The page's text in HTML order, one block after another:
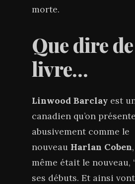
morte.
Que dire
livre…
Linwood Barclay est
canadien qu’on
abusivement comme le
nouveau Harlan Coben
même était le nouveau,
ses débuts. Et ainsi